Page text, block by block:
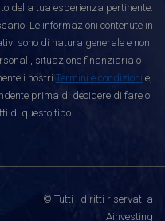
della tua esperienza pertinente.
Le informazioni contenute in
sono di natura generale e non
situazione finanziaria o
i nostri Termini e condizioni e,
prima di decidere di fare o
di questo tipo.
© Tutti i diritti riservati a
Ainvesting